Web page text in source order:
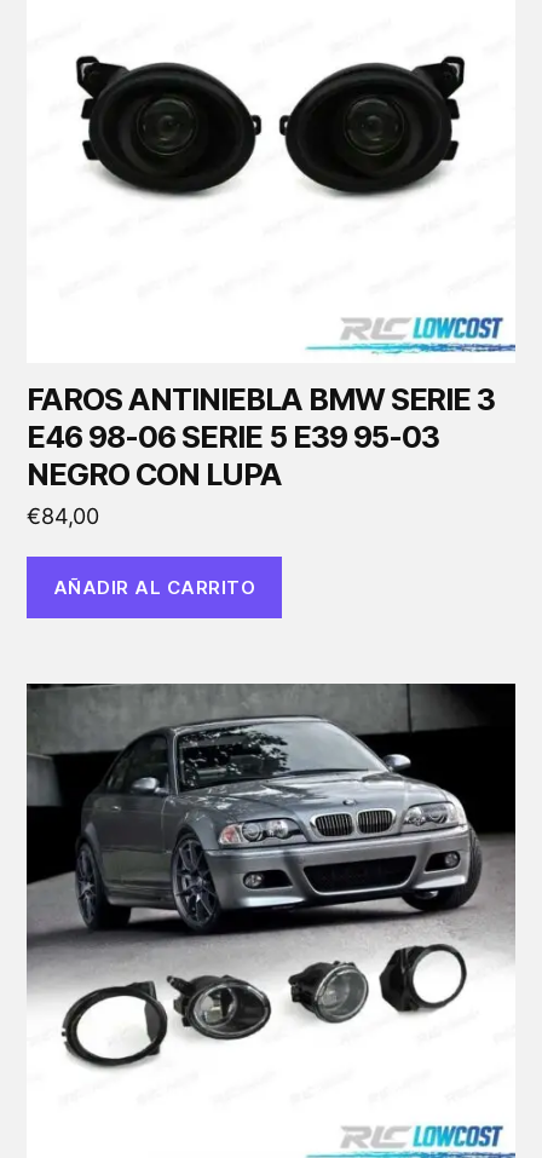
FAROS ANTINIEBLA BMW SERIE 3
E46 98-06 SERIE 5 E39 95-03
NEGRO CON LUPA
€84,00
AÑADIR AL CARRITO